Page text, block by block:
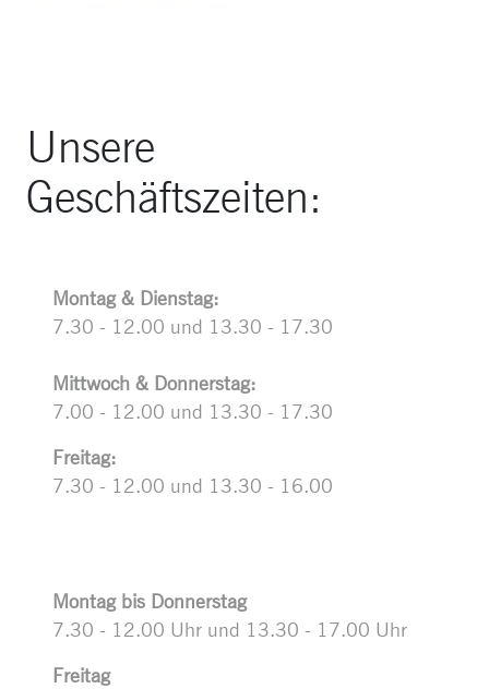
Unsere
Geschäftszeiten:
Montag & Dienstag:
7.30 - 12.00 und 13.30 - 17.30
Mittwoch & Donnerstag:
7.00 - 12.00 und 13.30 - 17.30
Freitag:
7.30 - 12.00 und 13.30 - 16.00
Montag bis Donnerstag
7.30 - 12.00 Uhr und 13.30 - 17.00 Uhr
Freitag